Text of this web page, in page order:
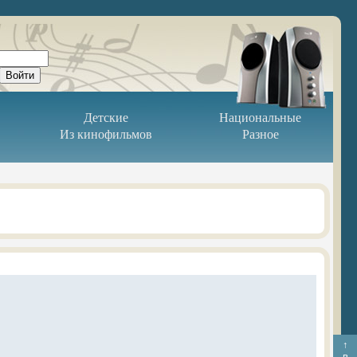
Детские
Национальные
Из кинофильмов Разное
↑